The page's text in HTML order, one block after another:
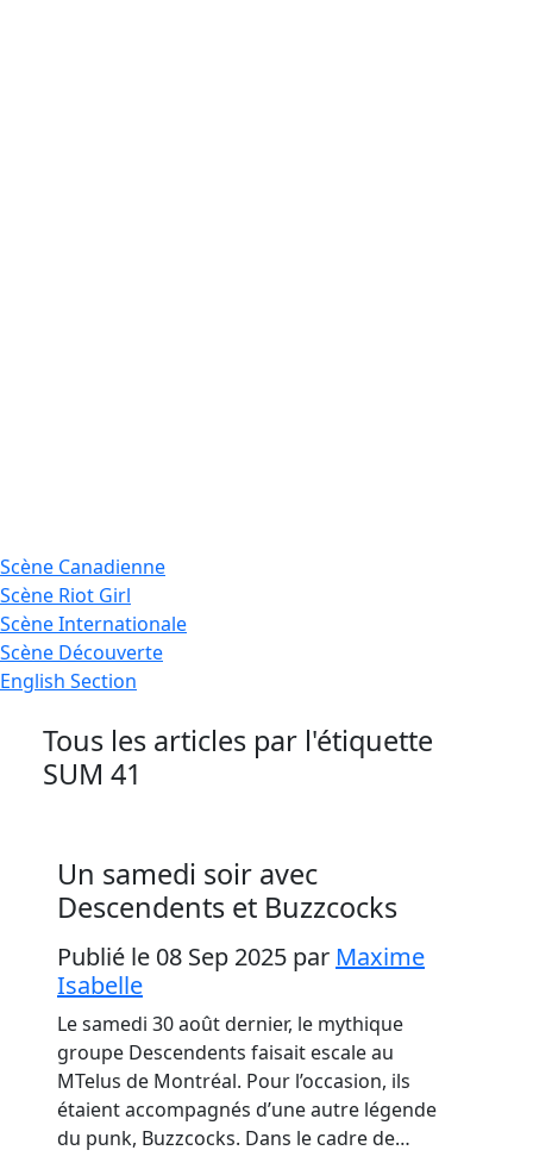
Scène Canadienne
Scène Riot Girl
ScèneInternationale
Scène Découverte
English Section
Tous les articles par l'étiquette
SUM 41
Un samedi soir avec
Descendents et Buzzcocks
Publié le 08 Sep 2025 par Maxime
Isabelle
Le samedi 30 août dernier, le mythique
groupe Descendents faisait escale au
MTelus de Montréal. Pour l’occasion, ils
étaient accompagnés d’une autre légende
du punk, Buzzcocks. Dans le cadre de…